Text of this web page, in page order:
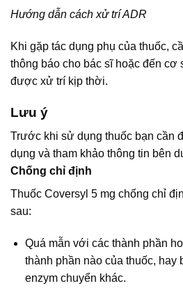
Hướng dẫn cách xử trí ADR
Khi gặp tác dụng phụ của thuốc,
thông báo cho bác sĩ hoặc đến cơ
được xử trí kịp thời.
Lưu ý
Trước khi sử dụng thuốc bạn cần
dụng và tham khảo thông tin bên
Chống chỉ định
Thuốc Coversyl 5 mg chống chỉ
sau:
Quá mẫn với các thành phần
thành phần nào của thuốc, hay
enzym chuyển khác.